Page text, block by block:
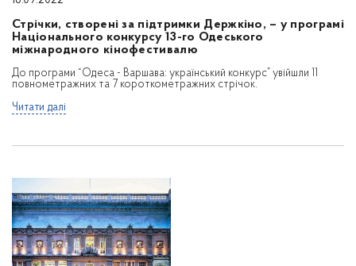
Стрічки, створені за підтримки Держкіно, – у програмі
Національного конкурсу 13-го Одеського
міжнародного кінофестивалю
До програми “Одеса - Варшава: український конкурс” увійшли 11
повнометражних та 7 короткометражних стрічок.
Читати далі